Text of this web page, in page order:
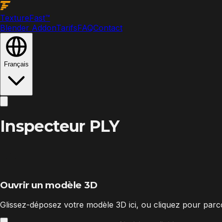
TextureFast™
Blender AddonTarifsFAQContact
Français
Inspecteur PLY
Ouvrir un modèle 3D
Glissez-déposez votre modèle 3D ici, ou cliquez pour